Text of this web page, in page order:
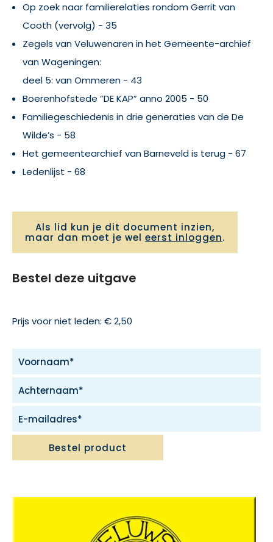
Op zoek naar familierelaties rondom Gerrit van
Cooth (vervolg) - 35
Zegels van Veluwenaren in het Gemeente-archief
van Wageningen:
deel 5: van Ommeren - 43
Boerenhofstede ”DE KAP” anno 2005 - 50
Familiegeschiedenis in drie generaties van de De
Wilde’s - 58
Het gemeentearchief van Barneveld is terug - 67
Ledenlijst - 68
Als lid kun je dit document inzien,
maar dan moet je wel eerst inloggen.
Bestel deze uitgave
Prijs voor niet leden: € 2,50
Bestel product